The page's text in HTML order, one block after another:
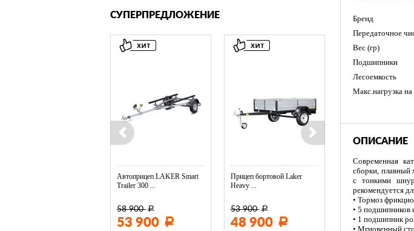
Бренд
Передаточное
Вес (гр)
Подшипники
Лесоемкость
Макс.нагрузка
ОПИСАНИЕ
Современная
сборки, плавный
с тонкими
рекомендуется
• Тормоз
• 5 подшипников
• 1 подшипник
• Мгновенный
СУПЕРПРЕДЛОЖЕНИЕ
Автоприцеп LAKER Smart
Trailer 300 ...
58 900 Р
53 900 Р
Прицеп бортовой Laker
Heavy ...
53 900 Р
48 900 Р
Тент LAKER с
11 600 Р